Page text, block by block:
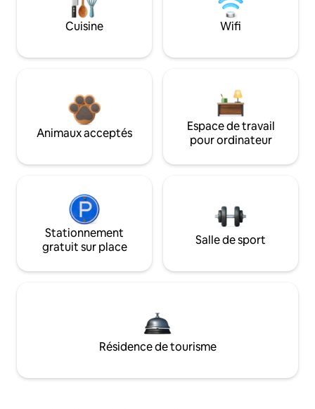
Cuisine Wifi
Animaux acceptés
Espace de travail
pour ordinateur
Stationnement
gratuit sur place
Salle de sport
Résidence de tourisme